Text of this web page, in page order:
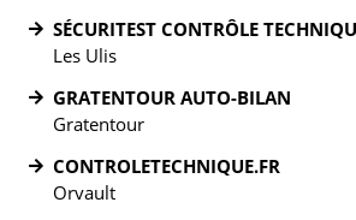
SÉCURITEST CONTRÔLE
Les Ulis
GRATENTOUR AUTO-BILAN
Gratentour
CONTROLETECHNIQUE.FR
Orvault